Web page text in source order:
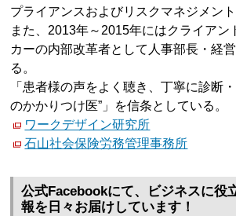
プライアンスおよびリスクマネジメント
また、2013年～2015年にはクライアン
カーの内部改革者として人事部長・経
る。
「患者様の声をよく聴き、丁寧に診断
のかかりつけ医”」を信条としている。
ワークデザイン研究所
石山社会保険労務管理事務所
公式Facebookにて、ビジネスに役
報を日々お届けしています！